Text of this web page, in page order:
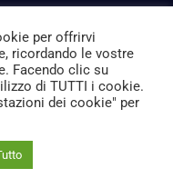
per offrirvi
ricordando le vostre
Facendo clic su
di TUTTI i cookie.
dei cookie" per